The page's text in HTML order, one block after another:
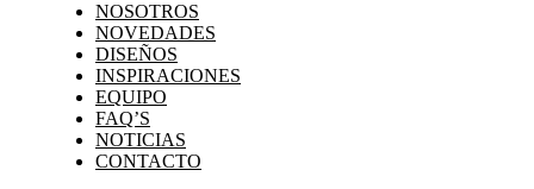
NOSOTROS
NOVEDADES
DISEÑOS
INSPIRACIONES
EQUIPO
FAQ’S
NOTICIAS
CONTACTO